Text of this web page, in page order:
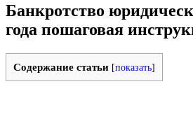
Банкротство
года пошаговая
Содержание статьи [показать]